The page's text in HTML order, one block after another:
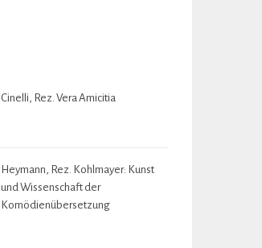
Cinelli, Rez. Vera Amicitia
Heymann, Rez. Kohlmayer: Kunst
und Wissenschaft der
Komödienübersetzung